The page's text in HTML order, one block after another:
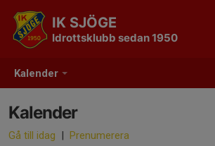
Kalender
IK SJÖGE
Idrottsklubb sedan 1950
Kalender
Gå till idag | Prenumerera